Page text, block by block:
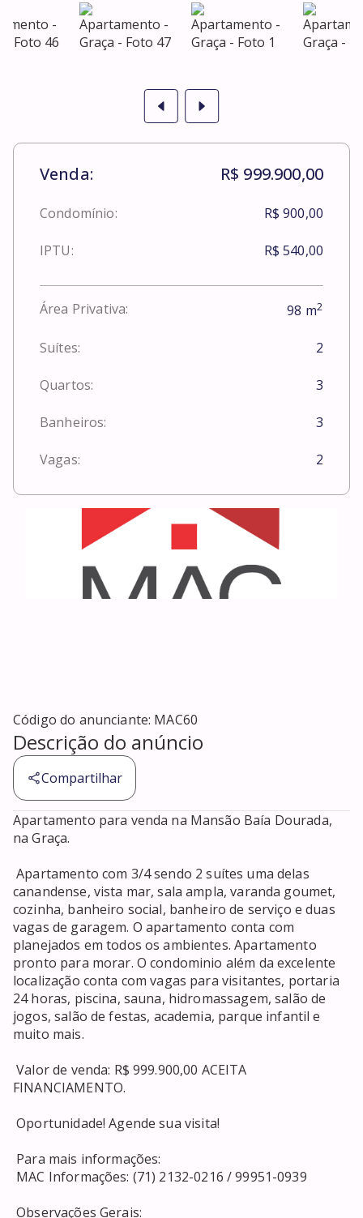
Venda: R$ 999.900,00
Condomínio: R$ 900,00
IPTU: R$ 540,00
Área Privativa: 98 m2
Suítes: 2
Quartos: 3
Banheiros: 3
Vagas: 2
Código do anunciante: MAC60
Descrição do anúncio
Compartilhar
Apartamento para venda na Mansão Baía Dourada,
na Graça.
Apartamento com 3/4 sendo 2 suítes uma delas
canandense, vista mar, sala ampla, varanda goumet,
cozinha, banheiro social, banheiro de serviço e duas
vagas de garagem. O apartamento conta com
planejados em todos os ambientes. Apartamento
pronto para morar. O condominio além da excelente
localização conta com vagas para visitantes, portaria
24 horas, piscina, sauna, hidromassagem, salão de
jogos, salão de festas, academia, parque infantil e
muito mais.
Valor de venda: R$ 999.900,00 ACEITA
FINANCIAMENTO.
Oportunidade! Agende sua visita!
Observações Gerais: